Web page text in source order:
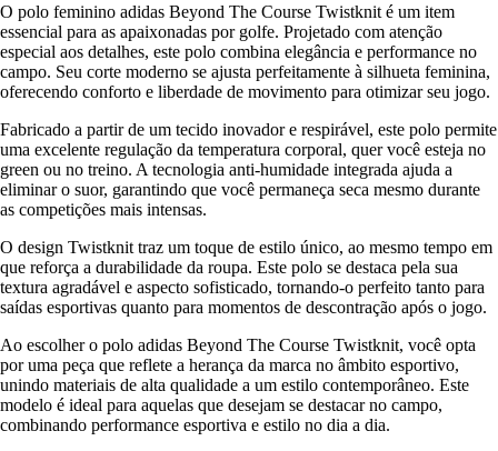
O polo feminino adidas Beyond The Course Twistknit é um item
essencial para as apaixonadas por golfe. Projetado com atenção
especial aos detalhes, este polo combina elegância e performance no
campo. Seu corte moderno se ajusta perfeitamente à silhueta feminina,
oferecendo conforto e liberdade de movimento para otimizar seu jogo.
Fabricado a partir de um tecido inovador e respirável, este polo permite
uma excelente regulação da temperatura corporal, quer você esteja no
green ou no treino. A tecnologia anti-humidade integrada ajuda a
eliminar o suor, garantindo que você permaneça seca mesmo durante
as competições mais intensas.
O design Twistknit traz um toque de estilo único, ao mesmo tempo em
que reforça a durabilidade da roupa. Este polo se destaca pela sua
textura agradável e aspecto sofisticado, tornando-o perfeito tanto para
saídas esportivas quanto para momentos de descontração após o jogo.
Ao escolher o polo adidas Beyond The Course Twistknit, você opta
por uma peça que reflete a herança da marca no âmbito esportivo,
unindo materiais de alta qualidade a um estilo contemporâneo. Este
modelo é ideal para aquelas que desejam se destacar no campo,
combinando performance esportiva e estilo no dia a dia.